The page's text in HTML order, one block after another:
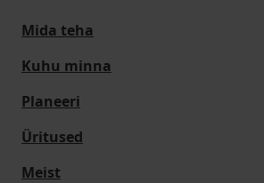
Mida teha
Kuhu minna
Planeeri
Üritused
Meist